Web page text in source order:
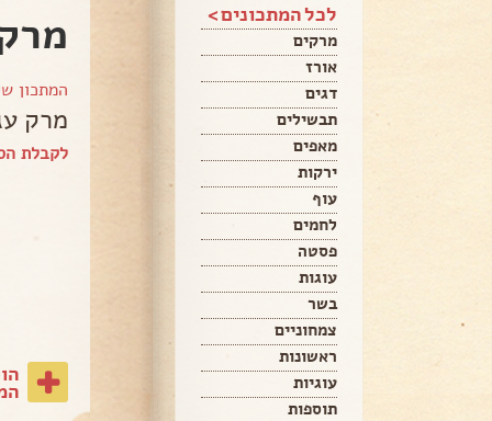
לכל המתכונים >
מרקים
אורז
דגים
תבשילים
מאפים
ירקות
עוף
לחמים
פסטה
עוגות
בשר
צמחוניים
ראשונות
עוגיות
תוספות
המתכון
מרק
לקבלת